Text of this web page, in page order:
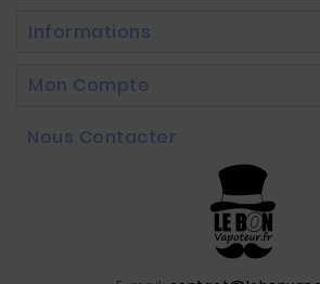
Informations
Mon Compte
Nous Contacter